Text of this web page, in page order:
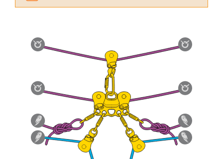
verstehen zu können, müssen Sie zuerst die in
der Gebrauchsanweisung enthaltenen
Informationen richtig verstanden haben.
Die Beherrschung dieser Techniken setzt eine
entsprechende Ausbildung und ein spezielles
Training voraus. Prüfen Sie zusammen mit
einem Profi, ob Sie in der Lage sind, den
Vorgang alleine sicher zu wiederholen, bevor
Sie ihn eigenständig durchführen.
Wir geben Beispiele für die mit Ihrer Aktivität
verbundenen Techniken. Möglicherweise gibt es